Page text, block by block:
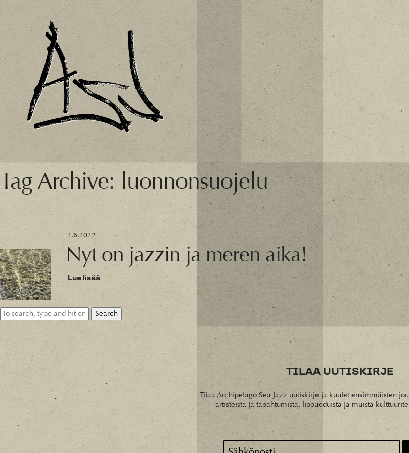
Tag Archive: luonnonsuojelu
2.6.2022
Nyt on jazzin ja meren aika!
Lue lisää
Search
TILAA UUTISKIRJE
Tilaa Archipelago Sea Jazz uutiskirje ja kuulet ensimmäisten
artisteista ja tapahtumista, lippueduista ja muista